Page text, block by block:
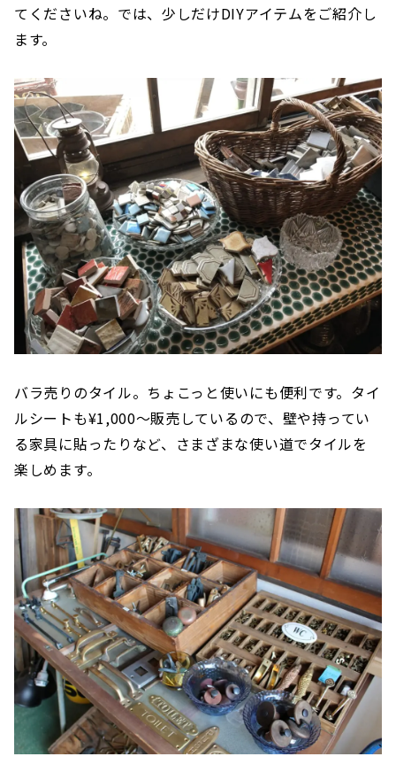
てくださいね。では、少しだけDIYアイテムをご紹介し
ます。
バラ売りのタイル。ちょこっと使いにも便利です。タイ
ルシートも¥1,000〜販売しているので、壁や持ってい
る家具に貼ったりなど、さまざまな使い道でタイルを
楽しめます。